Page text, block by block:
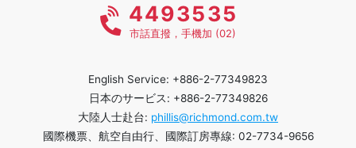
4493535
市話直撥，手機加 (02)
English Service: +886-2-77349823
日本のサービス: +886-2-77349826
大陸人士赴台: phillis@richmond.com.tw
國際機票、航空自由行、國際訂房專線: 02-7734-9656